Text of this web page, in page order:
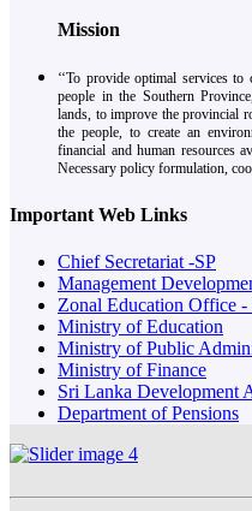
Mission
‘‘To provide optimal services
people in the Southern
lands, to improve the provincial
the people, to create an
financial and human resources
Necessary policy formulation,
Important Web Links
Chief Secretariat -SP
Management
Zonal Education Office -
Ministry of Education
Ministry of Public
Ministry of Finance
Sri Lanka Development
Department of Pensions